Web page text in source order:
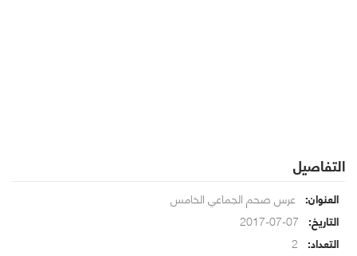
التفاصيل
العنوان: عرس صحم الجماعي الخامس
التاريخ: 07-07-2017
التعداد: 2